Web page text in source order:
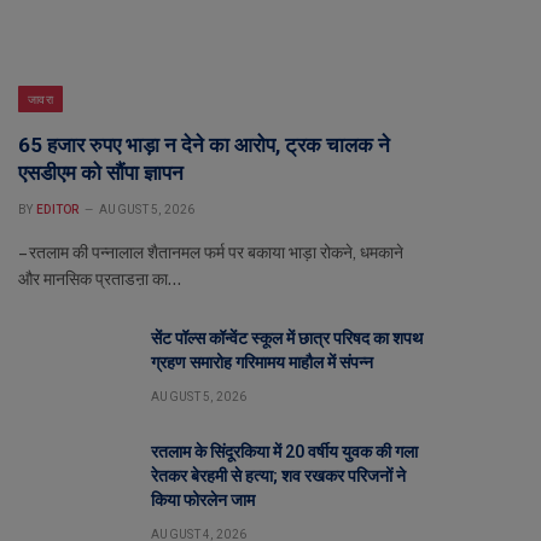
जावरा
65 हजार रुपए भाड़ा न देने का आरोप, ट्रक चालक ने
एसडीएम को सौंपा ज्ञापन
BY EDITOR AUGUST 5, 2026
– रतलाम की पन्नालाल शैतानमल फर्म पर बकाया भाड़ा रोकने, धमकाने
और मानसिक प्रताडऩा का…
सेंट पॉल्स कॉन्वेंट स्कूल में छात्र परिषद का शपथ
ग्रहण समारोह गरिमामय माहौल में संपन्न
AUGUST 5, 2026
रतलाम के सिंदूरकिया में 20 वर्षीय युवक की गला
रेतकर बेरहमी से हत्या; शव रखकर परिजनों ने
किया फोरलेन जाम
AUGUST 4, 2026